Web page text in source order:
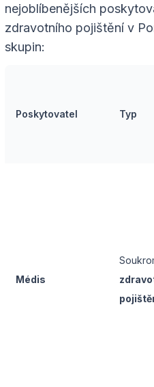
nejoblíbenějších
zdravotního pojištění v
skupin:
Poskytovatel Typ
Médis